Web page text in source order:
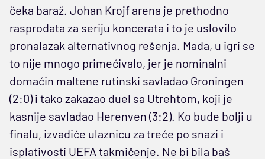
čeka baraž. Johan Krojf arena je prethodno
rasprodata za seriju koncerata i to je uslovilo
pronalazak alternativnog rešenja. Mada, u igri se
to nije mnogo primećivalo, jer je nominalni
domaćin maltene rutinski savladao Groningen
(2:0) i tako zakazao duel sa Utrehtom, koji je
kasnije savladao Herenven (3:2). Ko bude bolji u
finalu, izvadiće ulaznicu za treće po snazi i
isplativosti UEFA takmičenje. Ne bi bila baš